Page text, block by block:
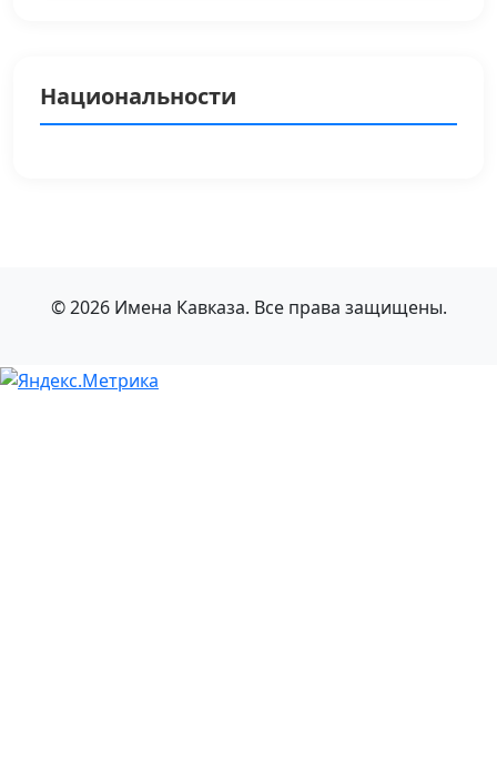
Национальности
© 2026 Имена Кавказа. Все права защищены.